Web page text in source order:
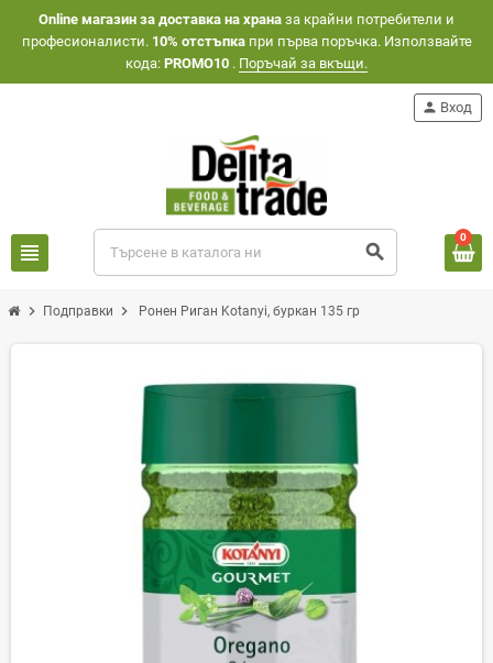
Оnline магазин за доставка на храна за крайни потребители и
професионалисти. 10% отстъпкапри първа поръчка. Използвайте
кода: PROMO10 . Поръчай за вкъщи.
view_headline search
person Вход
0
chevron_right Подправки chevron_right Ронен Риган Kotanyi, буркан 135 гр